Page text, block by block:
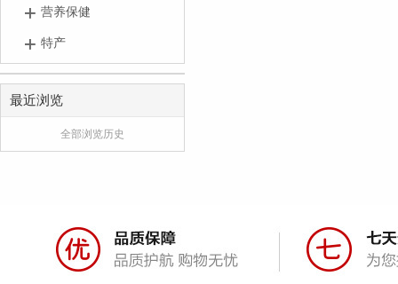
营养保健
特产
最近浏览
全部浏览历史